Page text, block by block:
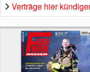
Verträge hier